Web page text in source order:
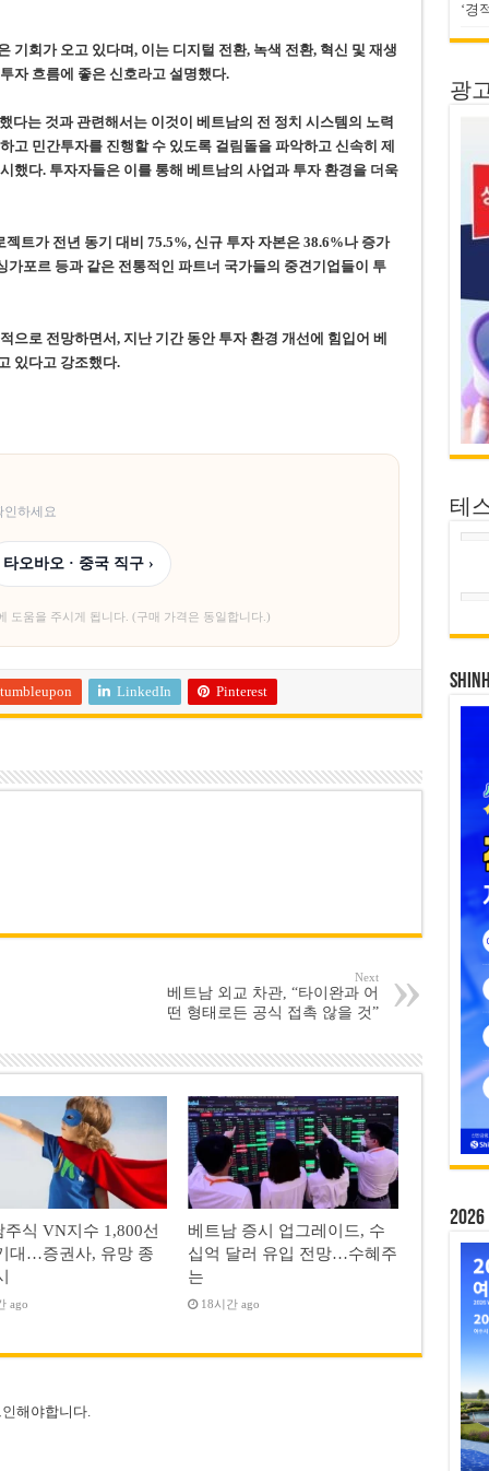
기회가 오고 있다며, 이는 디지털 전환, 녹색 전환, 혁신 및 재생
자 흐름에 좋은 신호라고 설명했다.
다는 것과 관련해서는 이것이 베트남의 전 정치 시스템의 노력
고 민간투자를 진행할 수 있도록 걸림돌을 파악하고 신속히 제
했다. 투자자들은 이를 통해 베트남의 사업과 투자 환경을 더욱
트가 전년 동기 대비 75.5%, 신규 투자 자본은 38.6%나 증가
가포르 등과 같은 전통적인 파트너 국가들의 중견기업들이 투
으로 전망하면서, 지난 기간 동안 투자 환경 개선에 힘입어 베
있다고 강조했다.
하세요
타오바오 · 중국 직구 ›
도움을 주시게 됩니다. (구매 가격은 동일합니다.)
LinkedIn Pinterest
Next
베트남 외교 차관, “타이완과 어
떤 형태로든 공식 접촉 않을 것”
주식 VN지수 1,800선
대…증권사, 유망 종
ago
베트남 증시 업그레이드, 수
십억 달러 유입 전망…수혜주
는
18시간 ago
해야합니다.
‘경
광
테